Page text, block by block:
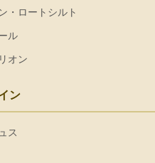
・ロートシルト
ル
オン
ン
ス